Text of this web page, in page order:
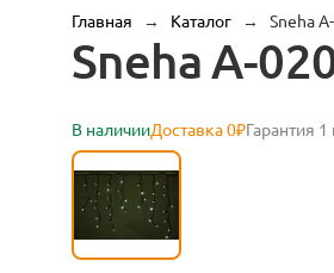
Главная → Каталог → Sneha
Sneha A-
В наличииДоставка 0₽Гарантия 1